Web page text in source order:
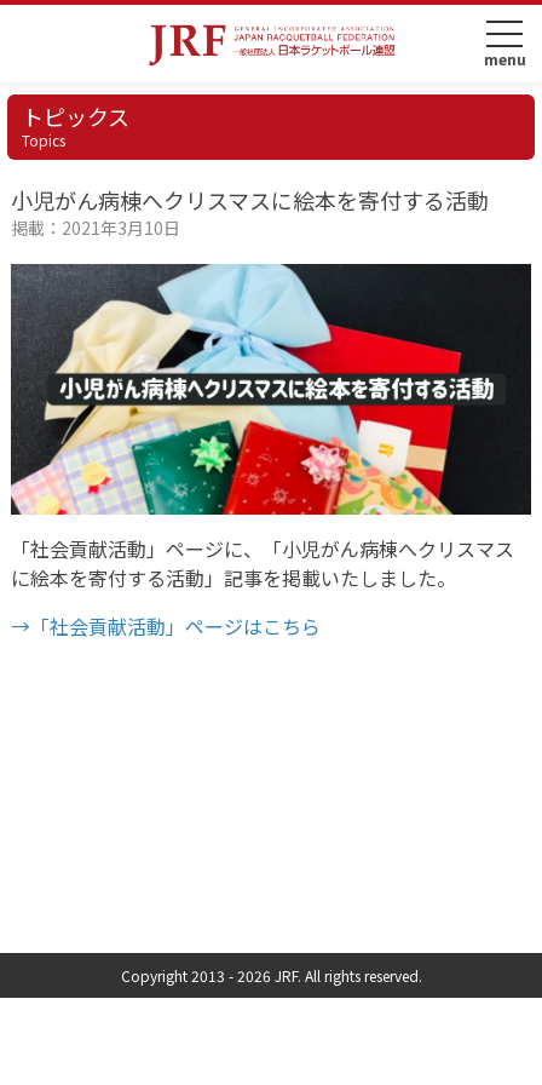
トピックス
Topics
小児がん病棟へクリスマスに絵本を寄付する活動
掲載：2021年3月10日
「社会貢献活動」ページに、「小児がん病棟へクリスマス
に絵本を寄付する活動」記事を掲載いたしました。
→「社会貢献活動」ページはこちら
Copyright 2013 -2026 JRF. All rights reserved.